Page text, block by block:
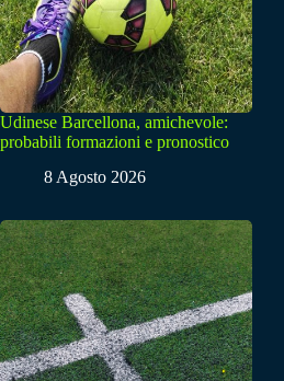
Udinese Barcellona, amichevole:
probabili formazioni e pronostico
8 Agosto 2026